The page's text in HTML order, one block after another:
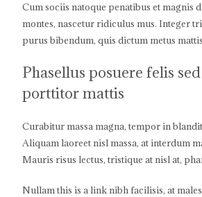
Cum sociis natoque penatibus et magnis
montes, nascetur ridiculus mus. Integer
purus bibendum, quis dictum metus
Phasellus posuere felis
porttitor mattis
Curabitur massa magna, tempor in
Aliquam laoreet nisl massa, at interdum
Mauris risus lectus, tristique at nisl at,
Nullam this is a link nibh facilisis, at